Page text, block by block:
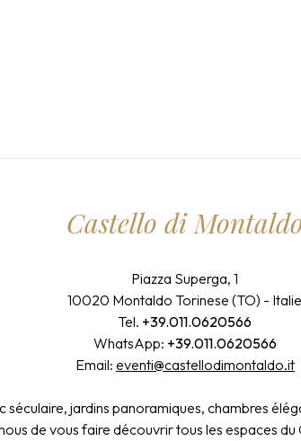
Castello di
Piazza Superga, 1
10020 Montaldo Torinese (TO) - Italie
Tel. +39.011.0620566
WhatsApp: +39.011.0620566
Email: eventi@castellodimontaldo.it
séculaire, jardins panoramiques, chambres
de vous faire découvrir tous les espaces